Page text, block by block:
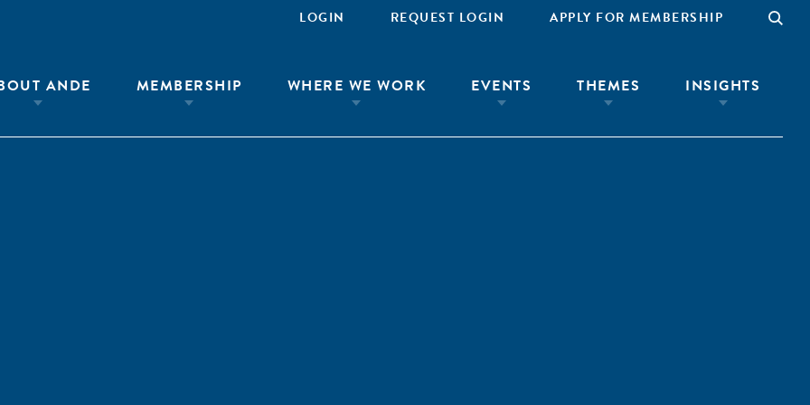
LOGIN REQUEST LOGIN APPLY FOR MEMBERSHIP
ANDE MEMBERSHIP WHERE WE WORK EVENTS THEMES INSIGHTS